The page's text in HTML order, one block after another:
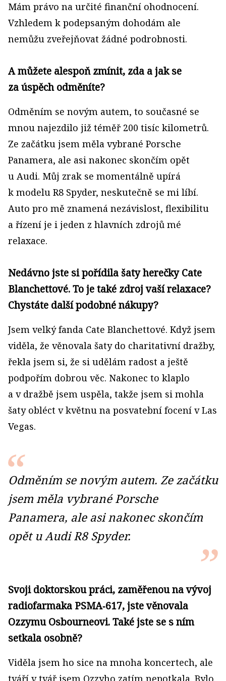
Mám právo na určité finanční ohodnocení.
Vzhledem k podepsaným dohodám ale
nemůžu zveřejňovat žádné podrobnosti.
A můžete alespoň zmínit, zda a jak se
za úspěch odměníte?
Odměním se novým autem, to současné se
mnou najezdilo již téměř 200 tisíc kilometrů.
Ze začátku jsem měla vybrané Porsche
Panamera, ale asi nakonec skončím opět
u Audi. Můj zrak se momentálně upírá
k modelu R8 Spyder, neskutečně se mi líbí.
Auto pro mě znamená nezávislost, flexibilitu
a řízení je i jeden z hlavních zdrojů mé
relaxace.
Nedávno jste si pořídila šaty herečky Cate
Blanchettové. To je také zdroj vaší relaxace?
Chystáte další podobné nákupy?
Jsem velký fanda Cate Blanchettové. Když jsem
viděla, že věnovala šaty do charitativní dražby,
řekla jsem si, že si udělám radost a ještě
podpořím dobrou věc. Nakonec to klaplo
a v dražbě jsem uspěla, takže jsem si mohla
šaty obléct v květnu na posvatební focení v Las
Vegas.
Odměním se novým autem. Ze začátku
jsem měla vybrané Porsche
Panamera, ale asi nakonec skončím
opět u Audi R8 Spyder.
Svoji doktorskou práci, zaměřenou na vývoj
radiofarmaka PSMA‑617, jste věnovala
Ozzymu Osbourneovi. Také jste se s ním
setkala osobně?
Viděla jsem ho sice na mnoha koncertech, ale
tváří v tvář jsem Ozzyho zatím nepotkala. Bylo